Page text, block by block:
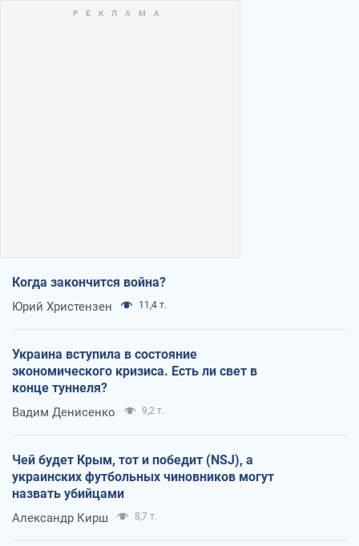
Когда закончится война?
Юрий Христензен 11,4 т.
Украина вступила в состояние
экономического кризиса. Есть ли свет в
конце туннеля?
Вадим Денисенко 9,2 т.
Чей будет Крым, тот и победит (NSJ), а
украинских футбольных чиновников могут
назвать убийцами
Александр Кирш 8,7 т.